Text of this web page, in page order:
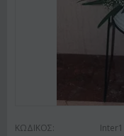
ΚΩΔΙΚΟΣ: Inter1